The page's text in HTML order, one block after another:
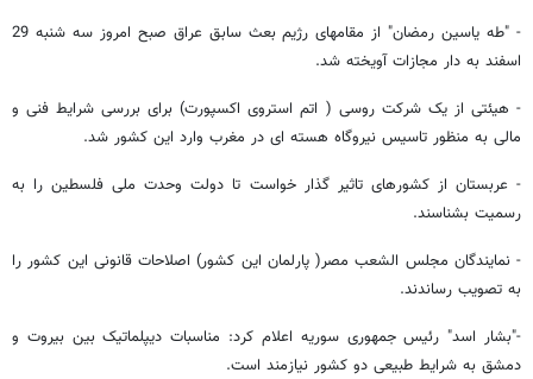
- "طه یاسین رمضان" از مقامهای رژیم بعث سابق عراق صبح امروز سه شنبه 29
اسفند به دار مجازات آویخته شد.
- هیئتی از یک شرکت روسی ( اتم استروی اکسپورت) برای بررسی شرایط فنی و
مالی به منظور تاسیس نیروگاه هسته ای در مغرب وارد این کشور شد.
- عربستان از کشورهای تاثیر گذار خواست تا دولت وحدت ملی فلسطین را به
رسمیت بشناسند.
- نمایندگان مجلس الشعب مصر( پارلمان این کشور) اصلاحات قانونی این کشور را
به تصویب رساندند.
-"بشار اسد" رئیس جمهوری سوریه اعلام کرد: مناسبات دیپلماتیک بین بیروت و
دمشق به شرایط طبیعی دو کشور نیازمند است.